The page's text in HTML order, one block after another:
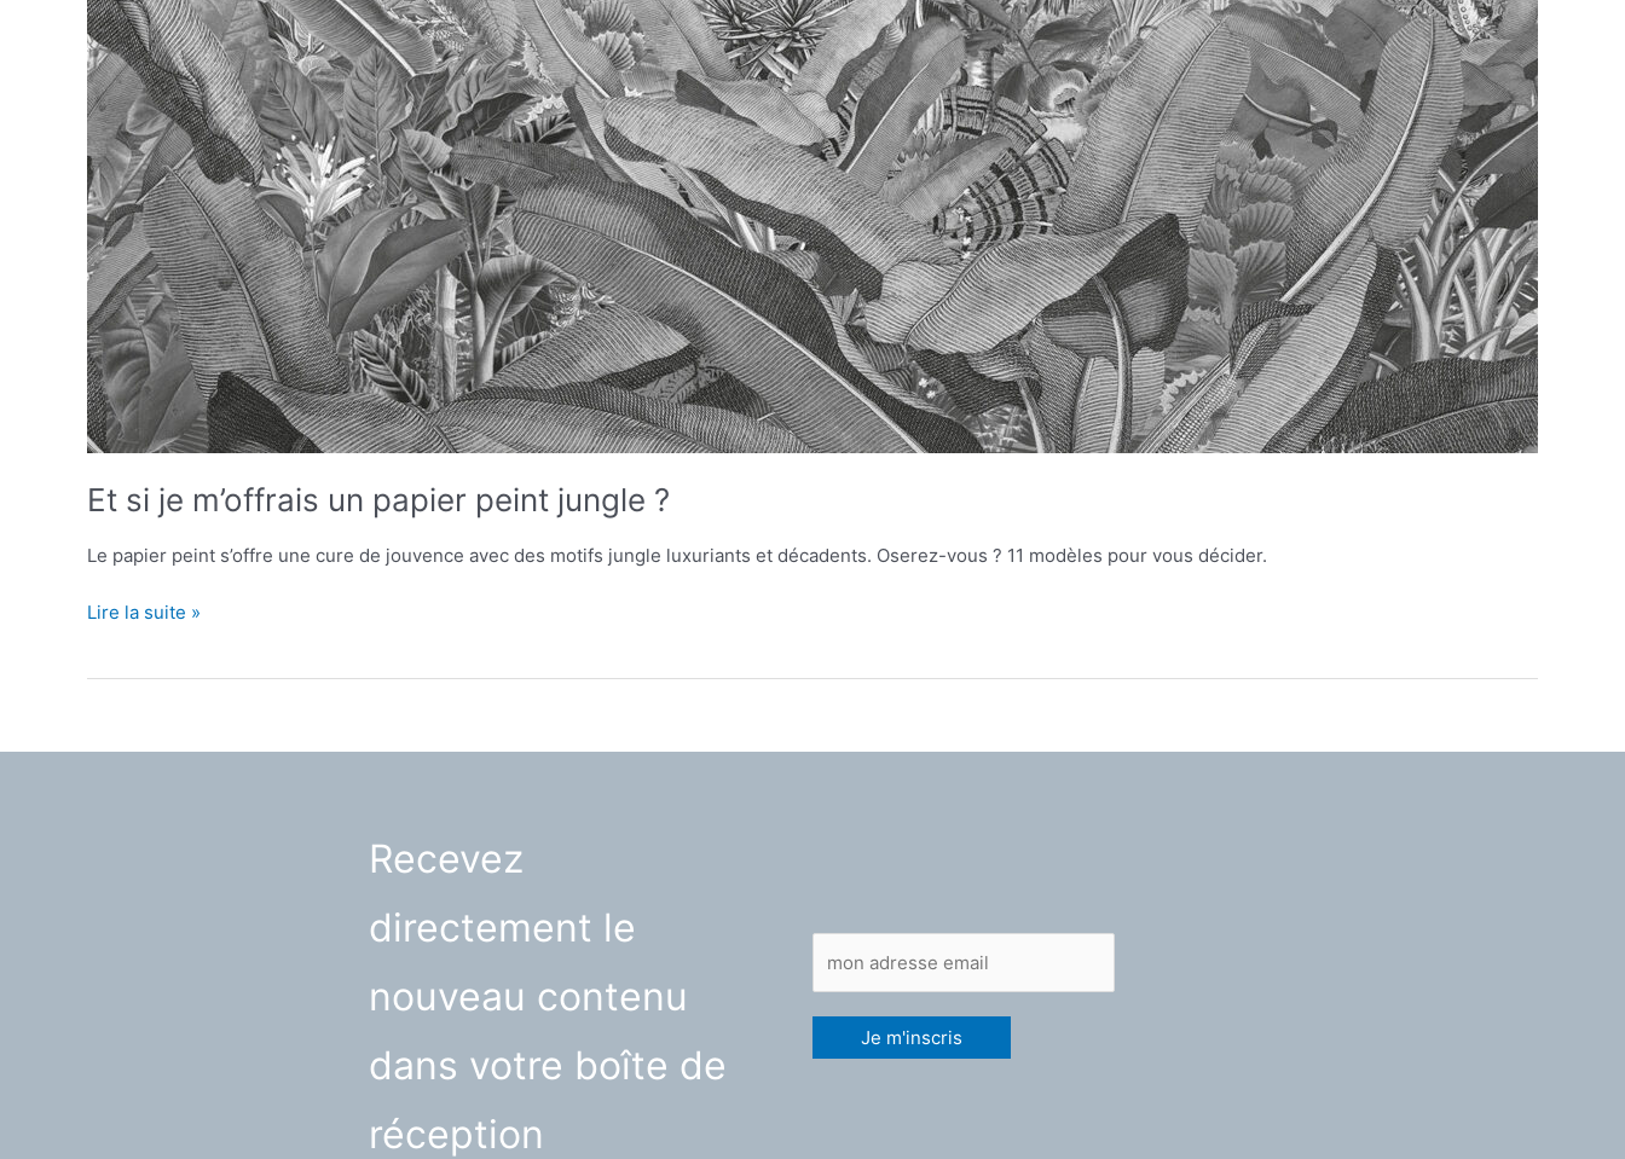
Et si je m’offrais un papier peint jungle ?
Le papier peint s’offre une cure de jouvence avec des motifs jungle luxuriants et décadents. Oserez-vous ? 11 modèles pour vous décider.
Et
papier
Lire la suite »
Recevez
directement le
nouveau contenu
dans votre boîte de
réception